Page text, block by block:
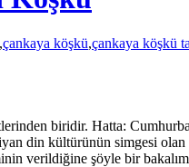
,çankaya köşkü,çankaya köşkü
biridir. Hatta:
din kültürünün simgesi
verildiğine şöyle bir